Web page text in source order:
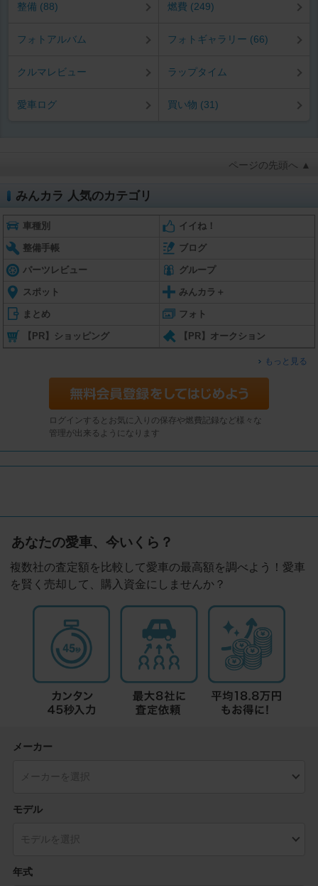
整備 (88) 燃費 (249)
フォトアルバム フォトギャラリー (66)
クルマレビュー ラップタイム
愛車ログ 買い物 (31)
ページの先頭へ ▲
みんカラ 人気のカテゴリ
車種別 イイね！
整備手帳 ブログ
パーツレビュー グループ
スポット みんカラ＋
まとめ フォト
【PR】ショッピング 【PR】オークション
もっと見る
ログインするとお気に入りの保存や燃費記録など様々な
管理が出来るようになります
あなたの愛車、今いくら？
複数社の査定額を比較して愛車の最高額を調べよう！愛車
を賢く売却して、購入資金にしませんか？
メーカー
モデル
年式